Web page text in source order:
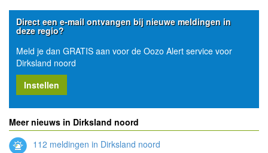
Direct een e-mail ontvangen bij nieuwe meldingen in
deze regio?
Meld je dan GRATIS aan voor de Oozo Alert service voor
Dirksland noord
Instellen
Meer nieuws in Dirksland noord
112 meldingen in Dirksland noord